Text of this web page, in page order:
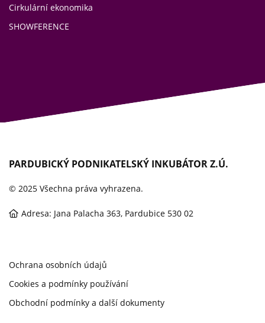
Cirkulární ekonomika
SHOWFERENCE
PARDUBICKÝ PODNIKATELSKÝ INKUBÁTOR Z.Ú.
© 2025 Všechna práva vyhrazena.
Adresa: Jana Palacha 363, Pardubice 530 02
Ochrana osobních údajů
Cookies a podmínky používání
Obchodní podmínky a další dokumenty